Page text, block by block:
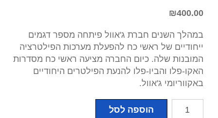
₪400.00
במהלך השנים חברת ג'אוול פיתחה מספר דגמים
ייחודיים של ראשי כח להפעלת מערכות הפילטרציה
המובנות שלה. כיום החברה מציעה ראשי כח מסדרות
האקו-פלו והביו-פלו להנעת הפילטרים היחודיים
באקווריומי ג'אוול.
הוספה לסל